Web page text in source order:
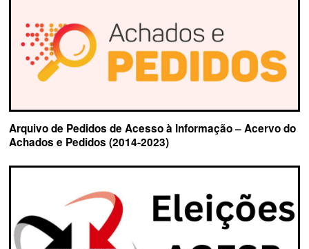
Arquivo de Pedidos de Acesso à Informação – Acervo do
Achados e Pedidos (2014-2023)